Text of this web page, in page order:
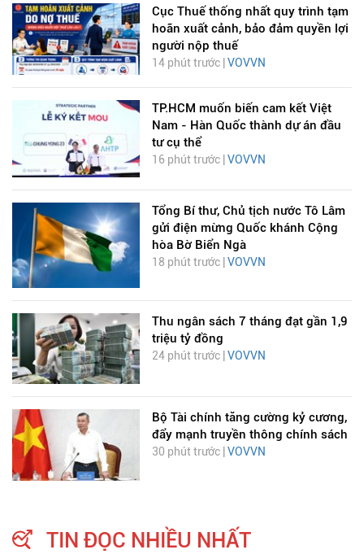
Cục Thuế thống nhất quy trình tạm
hoãn xuất cảnh, bảo đảm quyền lợi
người nộp thuế
14 phút trước | VOVVN
TP.HCM muốn biến cam kết Việt
Nam - Hàn Quốc thành dự án đầu
tư cụ thể
16 phút trước | VOVVN
Tổng Bí thư, Chủ tịch nước Tô Lâm
gửi điện mừng Quốc khánh Cộng
hòa Bờ Biển Ngà
18 phút trước | VOVVN
Thu ngân sách 7 tháng đạt gần 1,9
triệu tỷ đồng
24 phút trước | VOVVN
Bộ Tài chính tăng cường kỷ cương,
đẩy mạnh truyền thông chính sách
30 phút trước | VOVVN
TIN ĐỌC NHIỀU NHẤT